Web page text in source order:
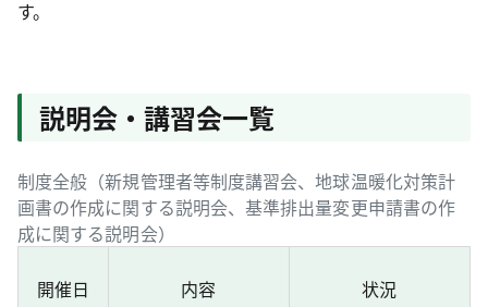
す。
説明会・講習会一覧
制度全般（新規管理者等制度講習会、地球温暖化対策計
画書の作成に関する説明会、基準排出量変更申請書の作
成に関する説明会）
開催日 内容 状況